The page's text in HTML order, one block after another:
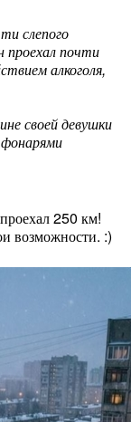
слепого
проехал почти
алкоголя,
своей девушки
фонарями
250 км!
возможности. :)